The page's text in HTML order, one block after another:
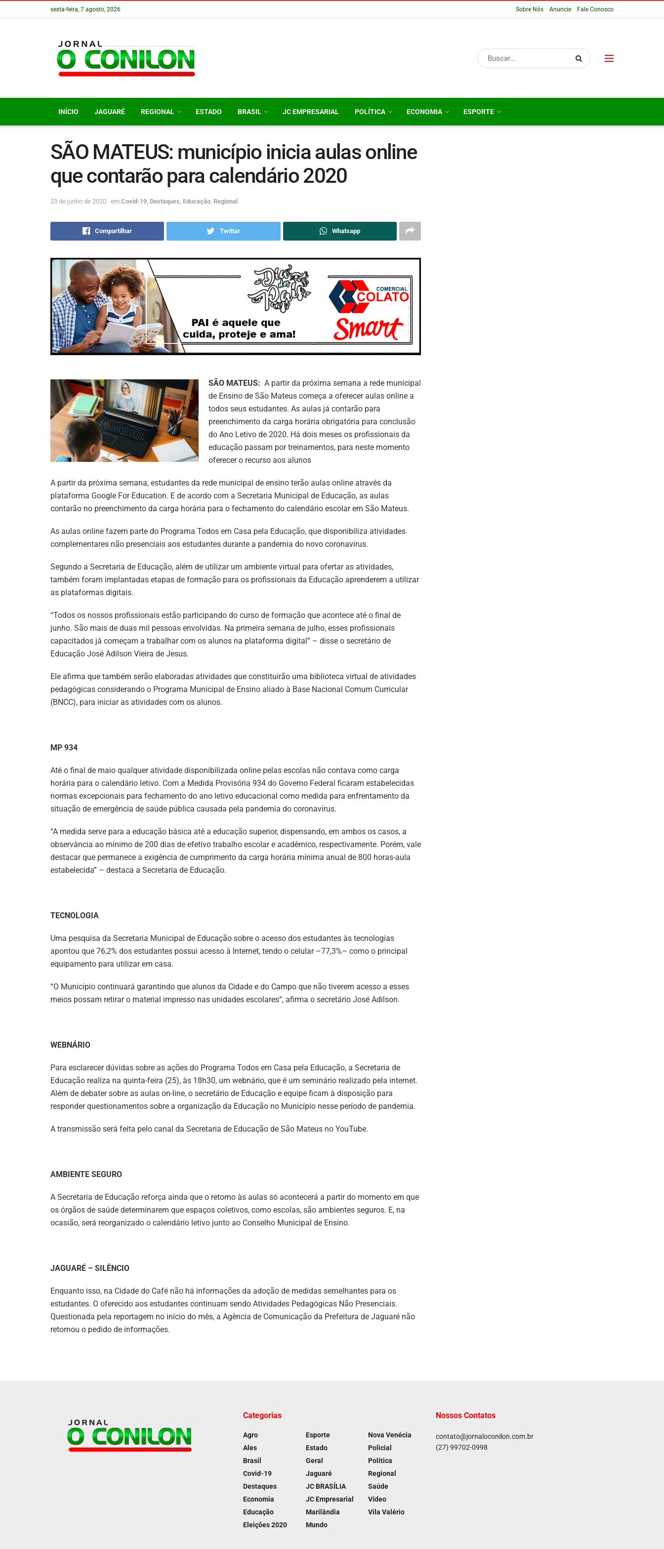
sexta-feira, 7 agosto, 2026 Sobre Nós Anuncie Fale Conosco
INÍCIO JAGUARÉ REGIONAL ESTADO BRASIL JC EMPRESARIAL POLÍTICA ECONOMIA ESPORTE
SÃO MATEUS: município inicia aulas online
que contarão para calendário 2020
23 de junho de 2020 em Covid-19 Destaques Educação Regional
Compartilhar Twittar Whatsapp
SÃO MATEUS: A partir da próxima semana a rede municipal
de Ensino de São Mateus começa a oferecer aulas online a
todos seus estudantes. As aulas já contarão para
preenchimento da carga horária obrigatória para conclusão
do Ano Letivo de 2020. Há dois meses os profissionais da
educação passam por treinamentos, para neste momento
oferecer o recurso aos alunos
A partir da próxima semana, estudantes da rede municipal de ensino terão aulas online através da
plataforma Google For Education. E de acordo com a Secretaria Municipal de Educação, as aulas
contarão no preenchimento da carga horária para o fechamento do calendário escolar em São Mateus.
As aulas online fazem parte do Programa Todos em Casa pela Educação, que disponibiliza atividades
complementares não presenciais aos estudantes durante a pandemia do novo coronavírus.
Segundo a Secretaria de Educação, além de utilizar um ambiente virtual para ofertar as atividades,
também foram implantadas etapas de formação para os profissionais da Educação aprenderem a utilizar
as plataformas digitais.
“Todos os nossos profissionais estão participando do curso de formação que acontece até o final de
junho. São mais de duas mil pessoas envolvidas. Na primeira semana de julho, esses profissionais
capacitados já começam a trabalhar com os alunos na plataforma digital” – disse o secretário de
Educação José Adilson Vieira de Jesus.
Ele afirma que também serão elaboradas atividades que constituirão uma biblioteca virtual de atividades
pedagógicas considerando o Programa Municipal de Ensino aliado à Base Nacional Comum Curricular
(BNCC), para iniciar as atividades com os alunos.
MP 934
Até o final de maio qualquer atividade disponibilizada online pelas escolas não contava como carga
horária para o calendário letivo. Com a Medida Provisória 934 do Governo Federal ficaram estabelecidas
normas excepcionais para fechamento do ano letivo educacional como medida para enfrentamento da
situação de emergência de saúde pública causada pela pandemia do coronavírus.
“A medida serve para a educação básica até a educação superior, dispensando, em ambos os casos, a
observância ao mínimo de 200 dias de efetivo trabalho escolar e acadêmico, respectivamente. Porém, vale
destacar que permanece a exigência de cumprimento da carga horária mínima anual de 800 horas-aula
estabelecida” – destaca a Secretaria de Educação.
TECNOLOGIA
Uma pesquisa da Secretaria Municipal de Educação sobre o acesso dos estudantes às tecnologias
apontou que 76,2% dos estudantes possui acesso à Internet, tendo o celular –77,3%– como o principal
equipamento para utilizar em casa.
“O Município continuará garantindo que alunos da Cidade e do Campo que não tiverem acesso a esses
meios possam retirar o material impresso nas unidades escolares”, afirma o secretário José Adilson.
WEBNÁRIO
Para esclarecer dúvidas sobre as ações do Programa Todos em Casa pela Educação, a Secretaria de
Educação realiza na quinta-feira (25), às 18h30, um webnário, que é um seminário realizado pela internet.
Além de debater sobre as aulas on-line, o secretário de Educação e equipe ficam à disposição para
responder questionamentos sobre a organização da Educação no Município nesse período de pandemia.
A transmissão será feita pelo canal da Secretaria de Educação de São Mateus no YouTube.
AMBIENTE SEGURO
A Secretaria de Educação reforça ainda que o retorno às aulas só acontecerá a partir do momento em que
os órgãos de saúde determinarem que espaços coletivos, como escolas, são ambientes seguros. E, na
ocasião, será reorganizado o calendário letivo junto ao Conselho Municipal de Ensino.
JAGUARÉ – SILÊNCIO
Enquanto isso, na Cidade do Café não há informações da adoção de medidas semelhantes para os
estudantes. O oferecido aos estudantes continuam sendo Atividades Pedagógicas Não Presenciais.
Questionada pela reportagem no início do mês, a Agência de Comunicação da Prefeitura de Jaguaré não
retornou o pedido de informações.
Categorias
Agro
Ales
Brasil
Covid-19
Destaques
Economia
Educação
Eleições 2020
Esporte
Estado
Geral
Jaguaré
JC BRASÍLIA
JC Empresarial
Marilândia
Mundo
Nova Venécia
Policial
Política
Regional
Saúde
Vídeo
Vila Valério
Nossos Contatos
contato@jornaloconilon.com.br
(27) 99702-0998